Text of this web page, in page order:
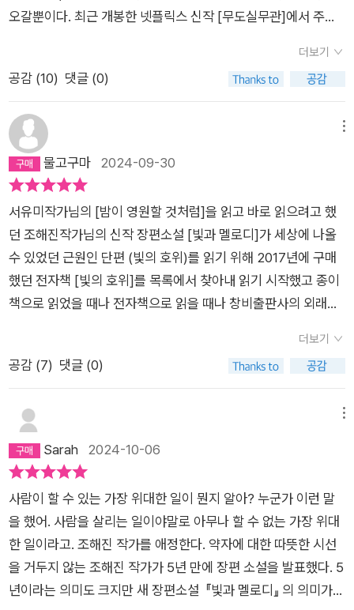
쟁이 일어나고 있는 이 때에 상탔다고 잔치같은 거 하고 싶지 않
다고 하는 감수성은 그냥 길러진 것이 아니다. 우리는 문학을 통
해 나의 경험을 넘어서 사고하는 방법을 배울 수 있다. 이 책은 유
독 그런 경험에 적합하다.#빛과멜로디#빛의호위#조해진#작가
오갈뿐이다. 최근 개봉한 넷플릭스 신작 [무도실무관]에서 주인
을 막다 칼에 찔려 죽을 위기를 가까쓰로 넘기게 된다. 의당 아버
지는 펄펄 뛰며 아들이 다시는 그럼 위험천만한 일에 가담하지 않
기를 바라게 되고, 도망간 범죄자를 쫓으려는 아들을 막아선
다. 그때 주인공은 아버지에게 이렇게 말한다. '3달 전의 나는 전
자발찌가 뭔지도 몰랐어. 근데 이제 다 알아. 너무 많이 알아. 내
가 배운걸 잊을 수 없잖아. 내가 그날 구해 줬던 그 애는 사람이
애가 너무 큰 상처를 받아서 이미 마음을 닫아버렸어. 그리고 오
늘 내가 뭘 알게 됐는지 알아. 그 악마 같은 새끼가 또 다른 애를
다치게 했다는 거야. 모르면 상관없는데, 그걸 이제 내가 다 아는
데 어떻게 가만있어?'우리는 지금 지구 저편에 있는 수많은 사람
들이 전쟁으로 고통받고 있다는 사실을 알고 있다. 간간히 전해오
는 뉴스를 통해서 심각한 상황이 지속되고 있다는 것을 너무나도
잘 알고 있다. 하지만 영화 속 주인공과는 다르게 알면서도 가만
당장 생업을 때려치고 그곳에 갈 수 있는 것도 아니니까. 내가 지
금 그곳에 간다고 해도 도움될 만한 것이 없을테니까. 너무나도
자명하고 현실적인 비겁한 이유들을 백만개 정도 만들 수 있다.
소설을 읽으며 영화를 보며 약자를 보면 도저히 견딜 수 없어서
온전히 자신을 내던지는 이들을 생각하게 된다. 소설의 주인공인
권은과 승주는 다큐멘터리 인터뷰로 재회하게 된다. 권은은 한 눈
에 승주를 알아보지만 승주는 권은을 기억하지 못한다. 학교에 며
칠 째 결석한 권은을 찾아가보라는 선생님의 말에 반장으로서의
의무를 다하기 위해 마지못해 마주한 권은의 현실은 이불 속에서
더보기
공감 (10) 댓글 (0)
물고구마 2024-09-30
서유미작가님의 [밤이 영원할 것처럼]을 읽고 바로 읽으려고 했
던 조해진작가님의 신작 장편소설 [빛과 멜로디]가 세상에 나올
수 있었던 근원인 단편 (빛의 호위)를 읽기 위해 2017년에 구매
했던 전자책 [빛의 호위]를 목록에서 찾아내 읽기 시작했고 종이
책으로 읽었을 때나 전자책으로 읽을 때나 창비출판사의 외래어
것 같은 데 까페라고 표기된 것을 간혹 보기는 했지만 그마저도
최근 문진영작가님의 신작 [미래의 자리]에선 카페라고 표기하여
이제는 특유의 표기법을 포기했나 싶어 한편으로는 아쉬운 마음
또한 드는 것은 무슨 심보일까요?)은 매우 낯설게만 느껴졌습니
다. 그 다음에 [빛과 멜로디]의 1부를 읽기 시작하니 (빛의 호위)
를 읽었을 때의 느낌도 들고 새롭게 확장되는 듯해서 신기하기도
되고 승준이라는 이름을 가지게 되며 출판사에서 책을 편집하는
민영과 결혼하여 지유의 아버지가 된다는 것이 밑기지가 않고 승
준의 작은 호위로 인해 스노볼에서 흘러나오는 빛과 멜로디로 외
로움과 두려움 속에서 겨우 숨쉬는 것만 할 수 있었던 권은에게
살아가야 할 이유와 희망이 생겼고 빛이 제대로 들어오지 않는 어
더보기
공감 (7) 댓글 (0)
Sarah 2024-10-06
사람이 할 수 있는 가장 위대한 일이 뭔지 알아? 누군가 이런 말
을 했어. 사람을 살리는 일이야말로 아무나 할 수 없는 가장 위대
한 일이라고. 조해진 작가를 애정한다. 약자에 대한 따뜻한 시선
을 거두지 않는 조해진 작가가 5년 만에 장편 소설을 발표했다. 5
년이라는 의미도 크지만 새 장편소설 『빛과 멜로디』 의 의미가